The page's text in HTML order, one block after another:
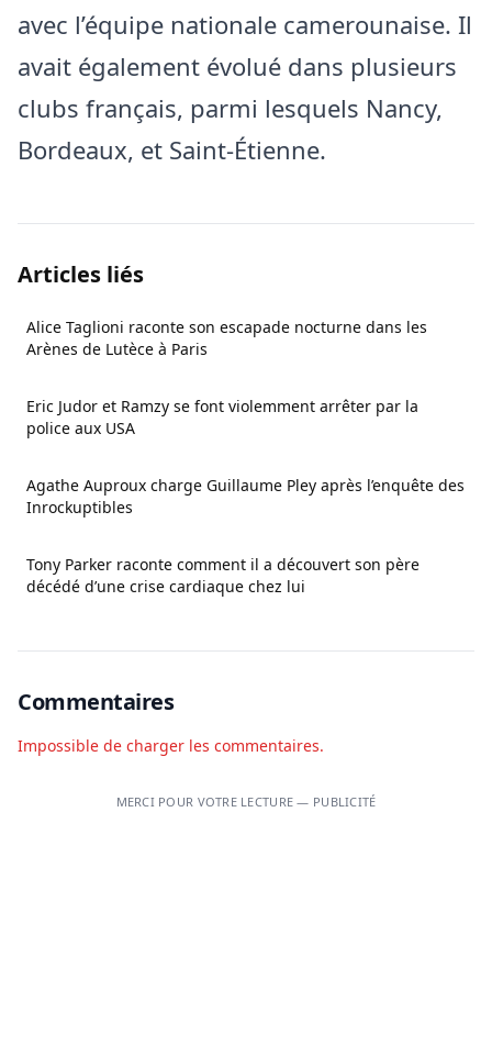
avec l’équipe nationale camerounaise. Il
avait également évolué dans plusieurs
clubs français, parmi lesquels Nancy,
Bordeaux, et Saint-Étienne.
Articles liés
Alice Taglioni raconte son escapade nocturne dans les
Arènes de Lutèce à Paris
Eric Judor et Ramzy se font violemment arrêter par la
police aux USA
Agathe Auproux charge Guillaume Pley après l’enquête des
Inrockuptibles
Tony Parker raconte comment il a découvert son père
décédé d’une crise cardiaque chez lui
Commentaires
Impossible de charger les commentaires.
MERCI POUR VOTRE LECTURE — PUBLICITÉ